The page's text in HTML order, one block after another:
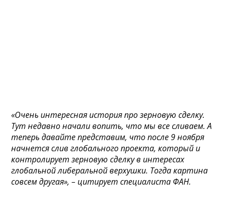
«Очень интересная история про зерновую сделку.
Тут недавно начали вопить, что мы все сливаем. А
теперь давайте представим, что после 9 ноября
начнется слив глобального проекта, который и
контролирует зерновую сделку в интересах
глобальной либеральной верхушки. Тогда картина
совсем другая», – цитирует специалиста ФАН.